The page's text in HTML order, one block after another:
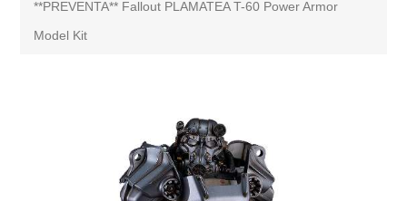
**PREVENTA** Fallout PLAMATEA T-60 Power Armor
Model Kit